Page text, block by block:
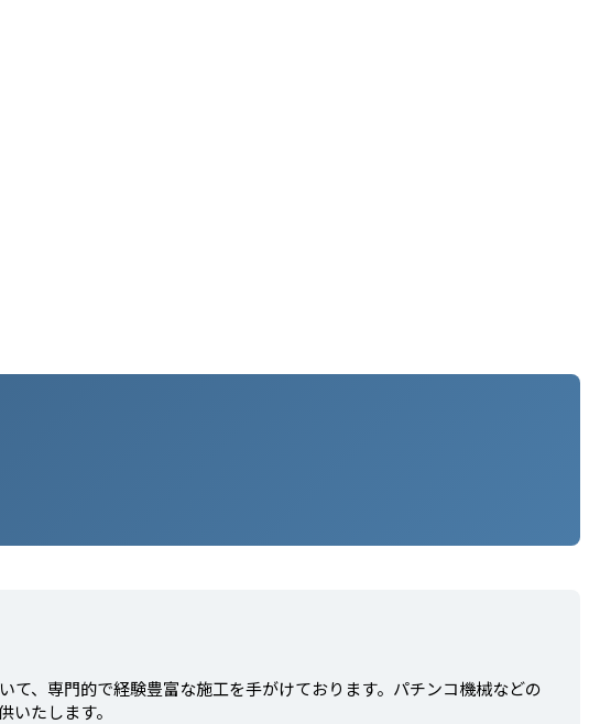
、専門的で経験豊富な施工を手がけております。パチンコ機械などの
たします。